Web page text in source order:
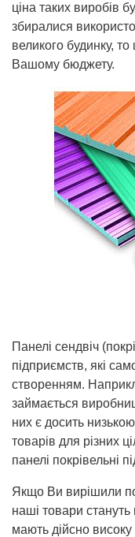
ціна таких виробів
збиралися
великого будинку,
Вашому бюджету.
Панелі сендвіч
підприємств, які
створенням.
займається
них є досить
товарів для різних
панелі покрівельні
Якщо Ви вирішили
наші товари
мають дійсно високу